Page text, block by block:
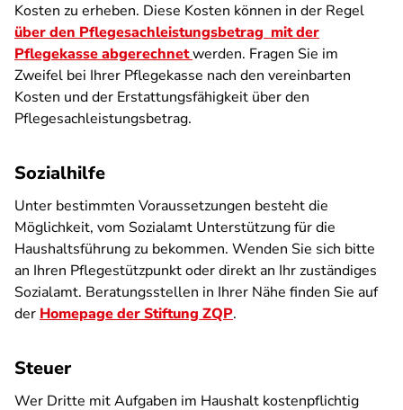
Kosten zu erheben. Diese Kosten können in der Regel
über den Pflegesachleistungsbetrag mit der
Pflegekasse abgerechnetwerden. Fragen Sie im
Zweifel bei Ihrer Pflegekasse nach den vereinbarten
Kosten und der Erstattungsfähigkeit über den
Pflegesachleistungsbetrag.
Sozialhilfe
Unter bestimmten Voraussetzungen besteht die
Möglichkeit, vom Sozialamt Unterstützung für die
Haushaltsführung zu bekommen. Wenden Sie sich bitte
an Ihren Pflegestützpunkt oder direkt an Ihr zuständiges
Sozialamt. Beratungsstellen in Ihrer Nähe finden Sie auf
der Homepage der Stiftung ZQP.
Steuer
Wer Dritte mit Aufgaben im Haushalt kostenpflichtig